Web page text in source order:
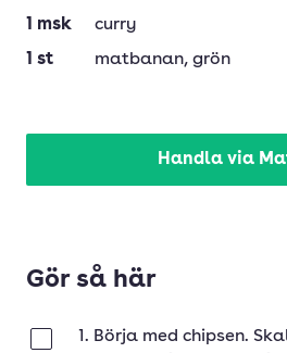
1 msk
curry
1 st matbanan, grön
Handla via
Gör så här
1. Börja med chipsen.